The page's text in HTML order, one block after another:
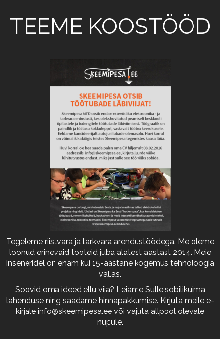
TEEME KOOSTÖÖD
Tegeleme riistvara ja tarkvara arendustöödega. Me oleme
loonud erinevaid tooteid juba alatest aastast 2014. Meie
inseneridel on enam kui 15-aastane kogemus tehnoloogia
vallas.
Soovid oma ideed ellu viia? Leiame Sulle sobilikuima
lahenduse ning saadame hinnapakkumise. Kirjuta meile e-
kirjale info@skeemipesa.ee või vajuta allpool olevale
nupule.